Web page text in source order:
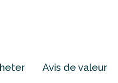
Avis de valeur